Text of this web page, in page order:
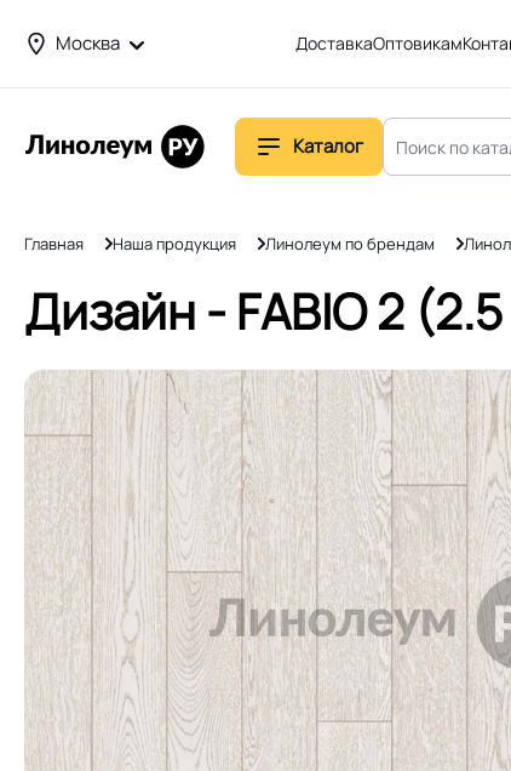
Москва ДоставкаОптовикам
Каталог
Главная Наша продукция Линолеум по брендам
Дизайн - FABIO 2